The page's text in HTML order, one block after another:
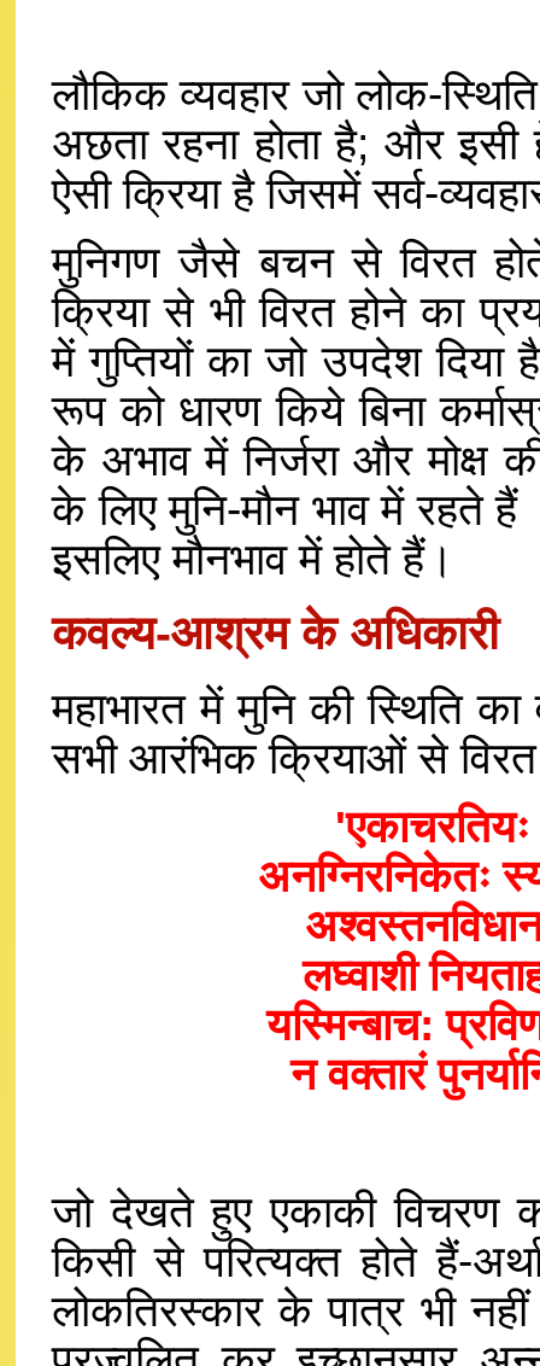
लौकिक व्यवहार जो लोक-
अछता रहना होता है; और
ऐसी क्रिया है जिसमें सर्व-
मुनिगण जैसे बचन से विरत
क्रिया से भी विरत होने का
में गुप्तियों का जो उपदेश
रूप को धारण किये बिना
के अभाव में निर्जरा और मोक्ष
के लिए मुनि-मौन भाव में रहते
इसलिए मौनभाव में होते हैं।
कवल्य-आश्रम के अधिकारी
महाभारत में मुनि की स्थिति
सभी आरंभिक क्रियाओं से
अनग्निरनिकेतः
लघ्वाशी
यस्मिन्बाच:
न वक्तारं
जो देखते हुए एकाकी
किसी से परित्यक्त होते हैं-
लोकतिरस्कार के पात्र भी